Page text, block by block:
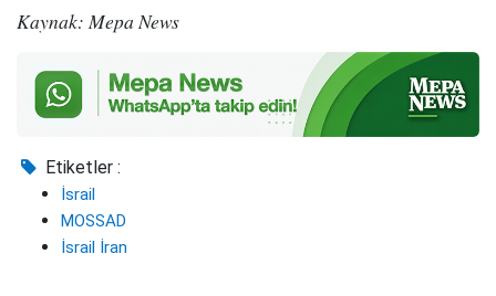
Kaynak: Mepa News
Etiketler :
İsrail
MOSSAD
İsrail İran